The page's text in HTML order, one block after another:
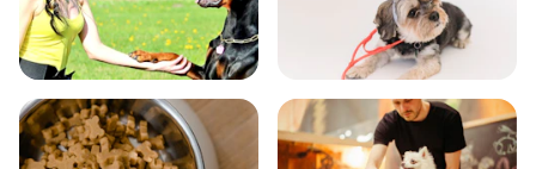
飼い方 健康